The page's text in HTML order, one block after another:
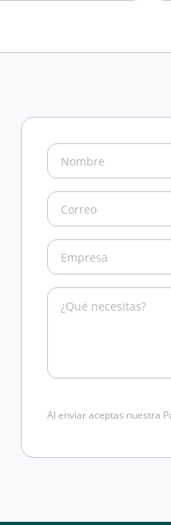
Al enviar aceptas nuestra